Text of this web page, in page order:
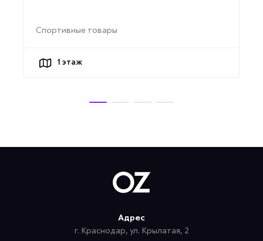
Спортивные товары
1 этаж
Адрес
г. Краснодар, ул. Крылатая, 2